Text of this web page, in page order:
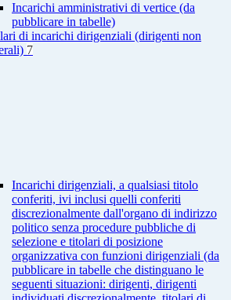
Incarichi amministrativi di vertice (da
pubblicare in tabelle)
di incarichi dirigenziali (dirigenti non
7
Incarichi dirigenziali, a qualsiasi titolo
conferiti, ivi inclusi quelli conferiti
discrezionalmente dall'organo di indirizzo
politico senza procedure pubbliche di
selezione e titolari di posizione
organizzativa con funzioni dirigenziali (da
pubblicare in tabelle che distinguano le
seguenti situazioni: dirigenti, dirigenti